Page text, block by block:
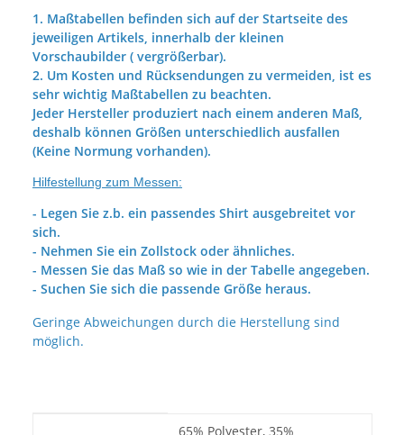
1. Maßtabellen befinden sich auf der Startseite des
jeweiligen Artikels, innerhalb der kleinen
Vorschaubilder ( vergrößerbar).
2. Um Kosten und Rücksendungen zu vermeiden, ist es
sehr wichtig Maßtabellen zu beachten.
Jeder Hersteller produziert nach einem anderen Maß,
deshalb können Größen unterschiedlich ausfallen
(Keine Normung vorhanden).
Hilfestellung zum Messen:
- Legen Sie z.b. ein passendes Shirt ausgebreitet vor
sich.
- Nehmen Sie ein Zollstock oder ähnliches.
- Messen Sie das Maß so wie in der Tabelle angegeben.
- Suchen Sie sich die passende Größe heraus.
Geringe Abweichungen durch die Herstellung sind
möglich.
65% Polyester, 35%